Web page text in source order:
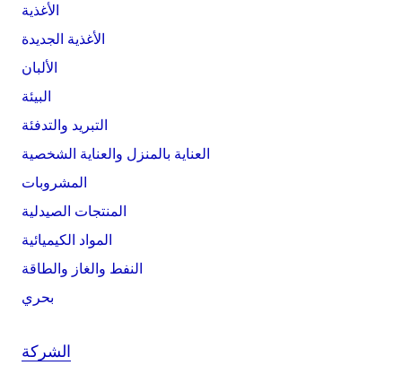
الأغذية
الأغذية الجديدة
الألبان
البيئة
التبريد والتدفئة
العناية بالمنزل والعناية الشخصية
المشروبات
المنتجات الصيدلية
المواد الكيميائية
النفط والغاز والطاقة
بحري
الشركة